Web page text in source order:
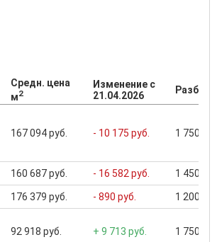
Средн. цена
м2
Изменение с
21.04.2026
167 094 руб. - 10 175 руб. 1 750
160 687 руб. - 16 582 руб. 1 450
176 379 руб. - 890 руб. 1 200
92 918 руб. + 9 713 руб. 1 750